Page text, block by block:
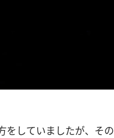
をしていましたが、そ